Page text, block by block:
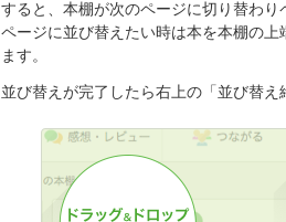
すると、本棚が次のページに切り替わ
ページに並び替えたい時は本を本棚の
ます。
並び替えが完了したら右上の「並び替え